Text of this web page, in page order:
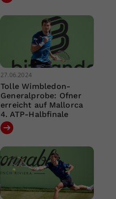
27.06.2024
Tolle Wimbledon-
Generalprobe: Ofner
erreicht auf Mallorca
4. ATP-Halbfinale